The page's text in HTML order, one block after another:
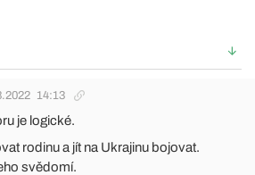
14:13
je logické.
rodinu a jít na Ukrajinu bojovat.
svědomí.